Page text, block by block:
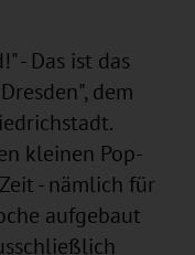
- Das ist das
dem
kleinen Pop-
- nämlich für
aufgebaut